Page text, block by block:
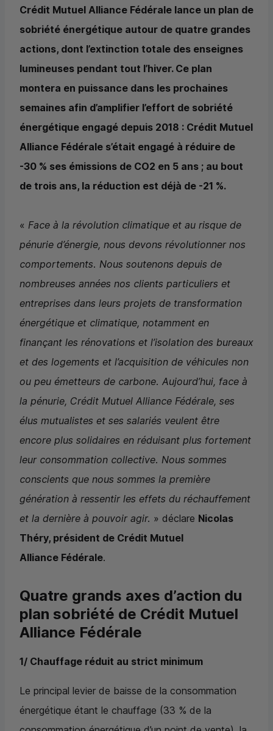
Crédit Mutuel Alliance Fédérale lance un plan de
sobriété énergétique autour de quatre grandes
actions, dont l’extinction totale des enseignes
lumineuses pendant tout l’hiver. Ce plan
montera en puissance dans les prochaines
semaines afin d’amplifier l’effort de sobriété
énergétique engagé depuis 2018 : Crédit Mutuel
Alliance Fédérale s’était engagé à réduire de
-30 % ses émissions de CO2 en 5 ans ; au bout
de trois ans, la réduction est déjà de -21 %.
« Face à la révolution climatique et au risque de
pénurie d’énergie, nous devons révolutionner nos
comportements. Nous soutenons depuis de
nombreuses années nos clients particuliers et
entreprises dans leurs projets de transformation
énergétique et climatique, notamment en
finançant les rénovations et l’isolation des bureaux
et des logements et l’acquisition de véhicules non
ou peu émetteurs de carbone. Aujourd’hui, face à
la pénurie, Crédit Mutuel Alliance Fédérale, ses
élus mutualistes et ses salariés veulent être
encore plus solidaires en réduisant plus fortement
leur consommation collective. Nous sommes
conscients que nous sommes la première
génération à ressentir les effets du réchauffement
et la dernière à pouvoir agir. » déclare Nicolas
Théry, président de Crédit Mutuel
Alliance Fédérale.
Quatre grands axes d’action du
plan sobriété de Crédit Mutuel
Alliance Fédérale
1/ Chauffage réduit au strict minimum
Le principal levier de baisse de la consommation
énergétique étant le chauffage (33 % de la